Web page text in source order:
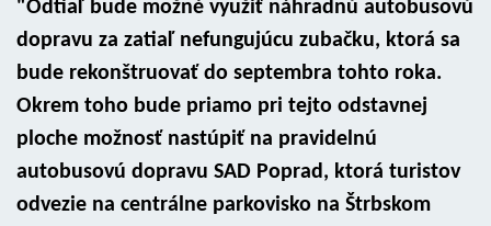
"Odtiaľ bude možné využiť náhradnú autobusovú
dopravu za zatiaľ nefungujúcu zubačku, ktorá sa
bude rekonštruovať do septembra tohto roka.
Okrem toho bude priamo pri tejto odstavnej
ploche možnosť nastúpiť na pravidelnú
autobusovú dopravu SAD Poprad, ktorá turistov
odvezie na centrálne parkovisko na Štrbskom